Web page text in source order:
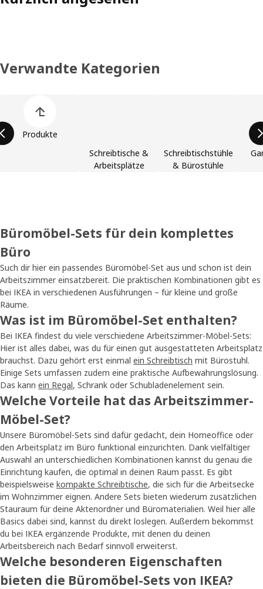
Verwandte Kategorien
Produkte
Schreibtische &
Arbeitsplätze
Schreibtischstühle
& Bürostühle
Büromöbel-Sets für dein komplettes
Büro
Such dir hier ein passendes Büromöbel-Set aus und schon ist dein
Arbeitszimmer einsatzbereit. Die praktischen Kombinationen gibt es
bei IKEA in verschiedenen Ausführungen – für kleine und große
Räume.
Was ist im Büromöbel-Set enthalten?
Bei IKEA findest du viele verschiedene Arbeitszimmer-Möbel-Sets:
Hier ist alles dabei, was du für einen gut ausgestatteten Arbeitsplatz
brauchst. Dazu gehört erst einmal ein Schreibtisch mit Bürostuhl.
Einige Sets umfassen zudem eine praktische Aufbewahrungslösung.
Das kann ein Regal, Schrank oder Schubladenelement sein.
Welche Vorteile hat das Arbeitszimmer-
Möbel-Set?
Unsere Büromöbel-Sets sind dafür gedacht, dein Homeoffice oder
den Arbeitsplatz im Büro funktional einzurichten. Dank vielfältiger
Auswahl an unterschiedlichen Kombinationen kannst du genau die
Einrichtung kaufen, die optimal in deinen Raum passt. Es gibt
beispielsweise kompakte Schreibtische, die sich für die Arbeitsecke
im Wohnzimmer eignen. Andere Sets bieten wiederum zusätzlichen
Stauraum für deine Aktenordner und Büromaterialien. Weil hier alle
Basics dabei sind, kannst du direkt loslegen. Außerdem bekommst
du bei IKEA ergänzende Produkte, mit denen du deinen
Arbeitsbereich nach Bedarf sinnvoll erweiterst.
Welche besonderen Eigenschaften
bieten die Büromöbel-Sets von IKEA?